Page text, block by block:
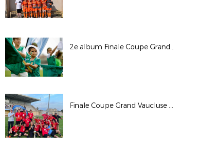
2e album Finale Coupe Grand Vaucluse Séniors (28 mai 2023 - Le Pontet)
Finale Coupe Grand Vaucluse Jeunes (27 mai 2023 - Le Pontet)